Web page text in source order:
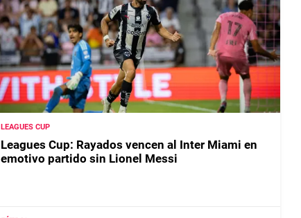
LEAGUES CUP
Leagues Cup: Rayados vencen al Inter Miami en
emotivo partido sin Lionel Messi